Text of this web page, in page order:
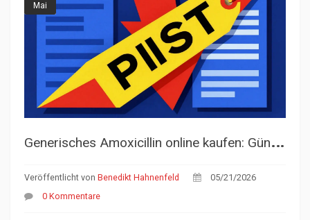
Mai
G
enerisches Amoxicillin online kaufen: Günstig, sicher und legal im Jahr 2026
Veröffentlicht von Benedikt Hahnenfeld
05/21/2026
0 Kommentare